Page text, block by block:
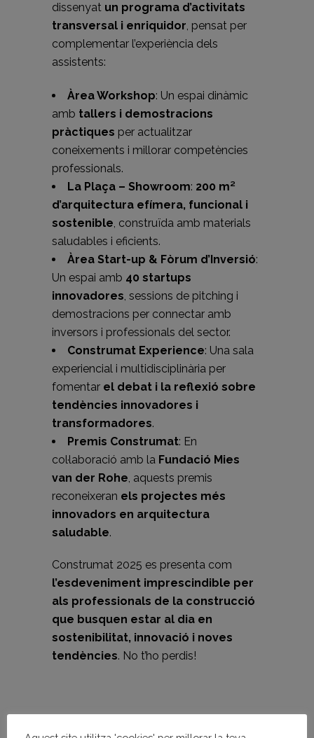
dissenyat un programa d’activitats
transversal i enriquidor, pensat per
complementar l’experiència dels
assistents:
Àrea Workshop: Un espai dinàmic
amb tallers i demostracions
pràctiques per actualitzar
coneixements i millorar competències
professionals.
La Plaça – Showroom: 200 m²
d’arquitectura efímera, funcional i
sostenible, construïda amb materials
saludables i eficients.
Àrea Start-up & Fòrum d’Inversió:
Un espai amb 40 startups
innovadores, sessions de pitching i
demostracions per connectar amb
inversors i professionals del sector.
Construmat Experience: Una sala
experiencial i multidisciplinària per
fomentar el debat i la reflexió sobre
tendències innovadores i
transformadores.
Premis Construmat: En
col·laboració amb la Fundació Mies
van der Rohe, aquests premis
reconeixeran els projectes més
innovadors en arquitectura
saludable.
Construmat 2025 es presenta com
l’esdeveniment imprescindible per
als professionals de la construcció
que busquen estar al dia en
sostenibilitat, innovació i noves
tendències. No t’ho perdis!